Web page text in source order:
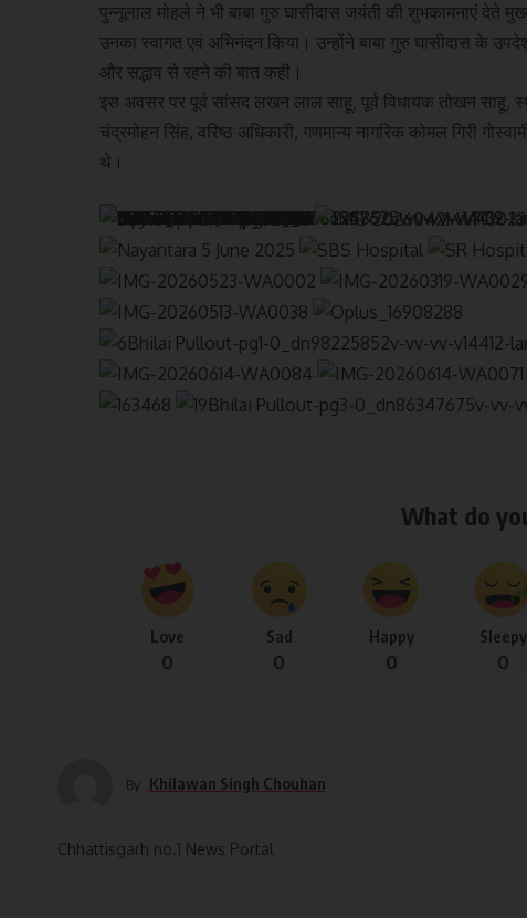
पुन्नूलाल मोहले ने भी बाबा गुरु घासीदास जयंती की शुभकामनाएं देते
उनका स्वागत एवं अभिनंदन किया। उन्होंने बाबा गुरु घासीदास के
और सद्भाव से रहने की बात कही।
इस अवसर पर पूर्व सांसद लखन लाल साहू, पूर्व विधायक तोखन साहू,
चंद्रमोहन सिंह, वरिष्ठ अधिकारी, गणमान्य नागरिक कोमल गिरी
थे।
What do
Love
0
Sad
0
Happy
0
Sleepy
0
By Khilawan Singh Chouhan
Chhattisgarh no.1 News Portal